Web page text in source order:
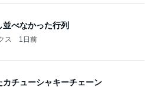
並べなかった行列
ス 1日前
カチューシャキーチェーン